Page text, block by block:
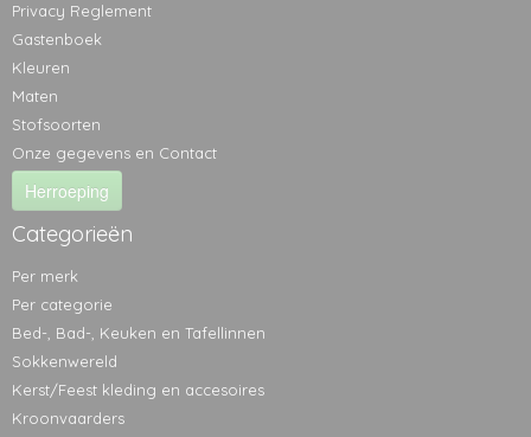
Privacy Reglement
Gastenboek
Kleuren
Maten
Stofsoorten
Onze gegevens en Contact
Herroeping
Categorieën
Per merk
Per categorie
Bed-, Bad-, Keuken en Tafellinnen
Sokkenwereld
Kerst/Feest kleding en accesoires
Kroonvaarders